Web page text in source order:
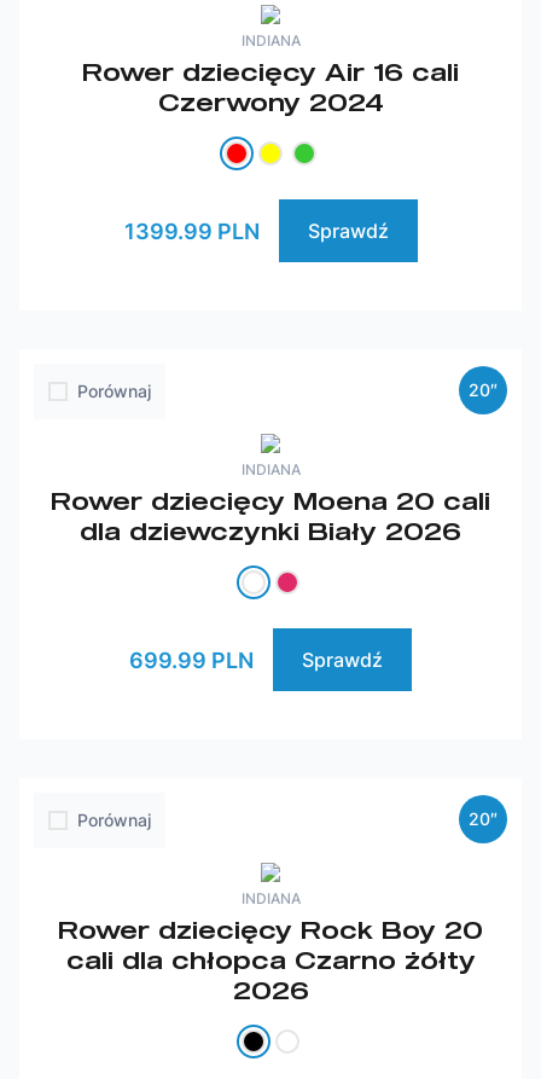
INDIANA
Rower dziecięcy Air 16 cali
Czerwony 2024
1399.99 PLN Sprawdź
Porównaj
INDIANA
Rower dziecięcy Moena 20 cali
dla dziewczynki Biały 2026
20″
699.99 PLN Sprawdź
Porównaj
INDIANA
Rower dziecięcy Rock Boy 20
cali dla chłopca Czarno żółty
2026
20″